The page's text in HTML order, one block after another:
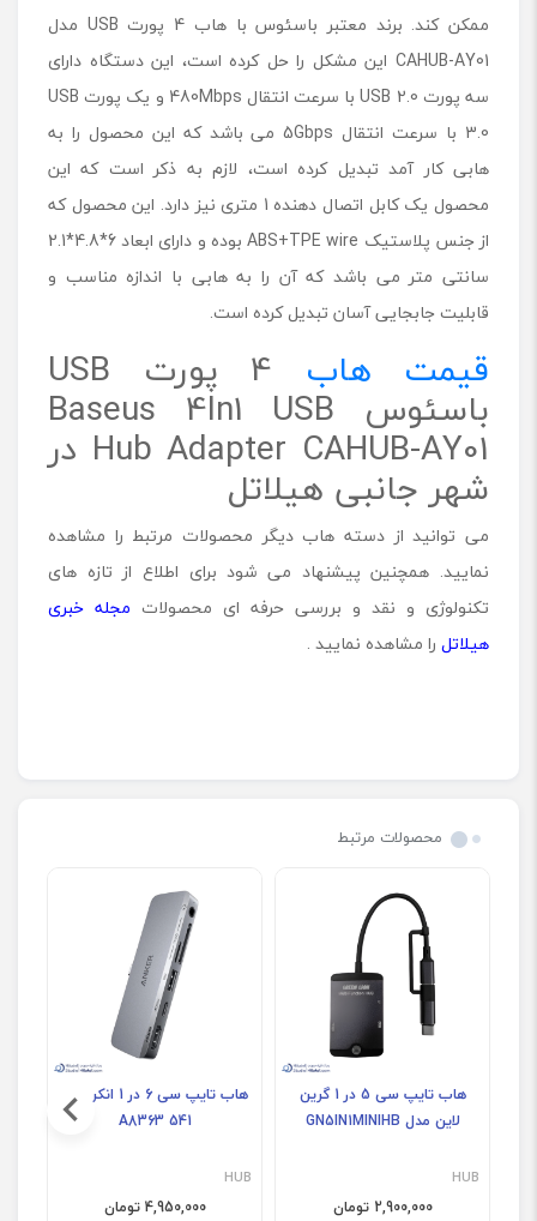
ممکن کند. برند معتبر باسئوس با هاب 4 پورت USB مدل
CAHUB-AY01 این مشکل را حل کرده است، این دستگاه دارای
سه پورت USB 2.0 با سرعت انتقال 480Mbps و یک پورت USB
3.0 با سرعت انتقال 5Gbps می باشد که این محصول را به
هابی کار آمد تبدیل کرده است، لازم به ذکر است که این
محصول یک کابل اتصال دهنده 1 متری نیز دارد. این محصول که
از جنس پلاستیک ABS+TPE wire بوده و دارای ابعاد 6*4.8*2.1
سانتی متر می باشد که آن را به هابی با اندازه مناسب و
قابلیت جابجایی آسان تبدیل کرده است.
قیمت هاب 4 پورت USB
باسئوس Baseus 4In1 USB
Hub Adapter CAHUB-AY01 در
شهر جانبی هیلاتل
می توانید از دسته هاب دیگر محصولات مرتبط را مشاهده
نمایید. همچنین پیشنهاد می شود برای اطلاع از تازه های
تکنولوژی و نقد و بررسی حرفه ای محصولات مجله خبری
هیلاتل را مشاهده نمایید .
محصولات مرتبط
هاب تایپ سی 5 در 1 گرین
لاین مدل GN5IN1MINIHB
HUB
2,900,000 تومان
هاب تایپ سی 6 در 1 انکر مدل
541 A8363
HUB
4,950,000 تومان